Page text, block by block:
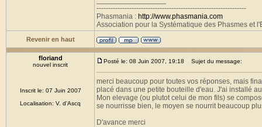
----------------------------------------------------------------
Phasmania : http://www.phasmania.com
Association pour la Systématique des Phasmes et
Revenir en haut
floriand
nouvel inscrit
Inscrit le: 07 Juin 2007
Localisation: V. d'Ascq
Posté le: 08 Juin 2007, 19:18 Sujet du message:
merci beaucoup pour toutes vos réponses, mais
placé dans une petite bouteille d'eau. J'ai installé
Mon elevage (ou plutot celui de mon fils) se
se nourrisse bien, le moyen se nourrit beaucoup
D'avance merci